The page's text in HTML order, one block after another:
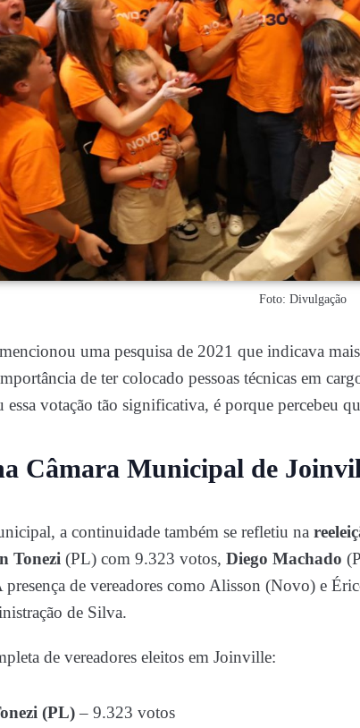
Foto: Divulgação
uma pesquisa de 2021 que indicava
de ter colocado pessoas técnicas em
essa votação tão significativa, é porque percebeu
Câmara Municipal de
a continuidade também se refletiu na
Tonezi (PL) com 9.323 votos, Diego Machado
de vereadores como Alisson (Novo) e
de Silva.
de vereadores eleitos em Joinville:
(PL) – 9.323 votos